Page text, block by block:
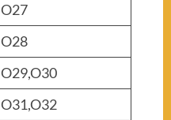
O27
O28
O29,O30
O31,O32